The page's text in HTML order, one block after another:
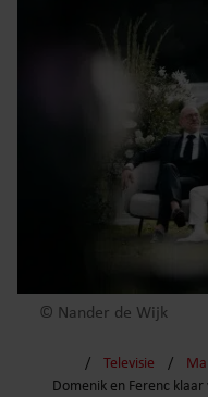
© Nander de Wijk
Televisie
Domenik en Ferenc